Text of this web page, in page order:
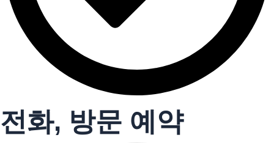
전화, 방문 예약